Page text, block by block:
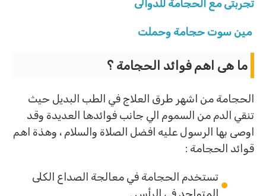
تجربتى مع الحجامة للدوالى
مين سوت حجامة وحملت
ما هى اهم فوائد الحجامة ؟
الحجامة من اشهر طرق العلاج في الطب البديل حيث
تنقي الدم من السموم الي جانب فوائدها العديدة وقد
اوصى بها الرسول عليه افضل الصلاة والسلام ، وهذة اهم
قوائد الحجامة :
تستخدم الحجامة في معالجة الصداع الكلى